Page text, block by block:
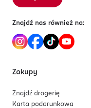
8 714789 966403
Znajdź nas również na:
Zakupy
Znajdź drogerię
Karta podarunkowa